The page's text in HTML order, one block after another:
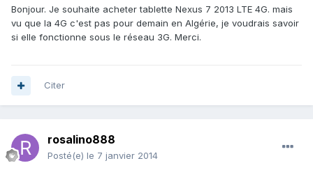
Bonjour. Je souhaite acheter tablette Nexus 7 2013 LTE 4G. mais
vu que la 4G c'est pas pour demain en Algérie, je voudrais savoir
si elle fonctionne sous le réseau 3G. Merci.
Citer
rosalino888
Posté(e) le 7 janvier 2014